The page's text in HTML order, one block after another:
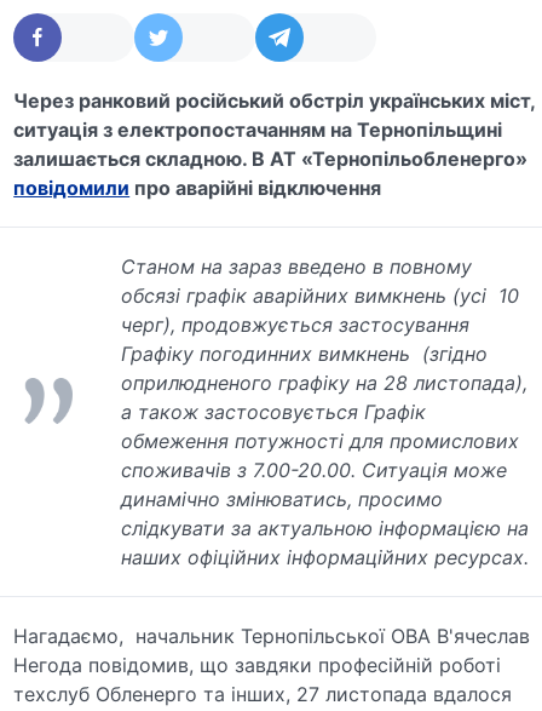
Через ранковий російський обстріл українських міст,
ситуація з електропостачанням на Тернопільщині
залишається складною. В АТ «Тернопільобленерго»
повідомили про аварійні відключення
Станом на зараз введено в повному
обсязі графік аварійних вимкнень (усі 10
черг), продовжується застосування
Графіку погодинних вимкнень (згідно
оприлюдненого графіку на 28 листопада),
а також застосовується Графік
обмеження потужності для промислових
споживачів з 7.00-20.00. Ситуація може
динамічно змінюватись, просимо
слідкувати за актуальною інформацією на
наших офіційних інформаційних ресурсах.
Нагадаємо, начальник Тернопільської ОВА В'ячеслав
Негода повідомив, що завдяки професійній роботі
техслуб Обленерго та інших, 27 листопада вдалося